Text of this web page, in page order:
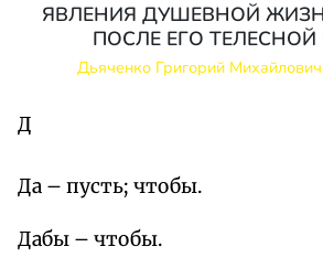
ЯВЛЕНИЯ ДУШЕВНОЙ
ПОСЛЕ ЕГО ТЕЛЕСНОЙ
Дьяченко Григорий
Д
Да – пусть; чтобы.
Дабы – чтобы.